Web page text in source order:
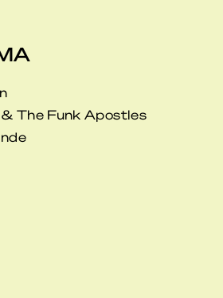
The Funk Apostles